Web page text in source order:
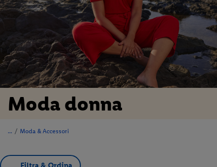
Moda donna
/ Moda & Accessori